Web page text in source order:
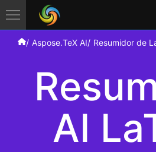
Aspose.TeX AI Resumidor de
AI